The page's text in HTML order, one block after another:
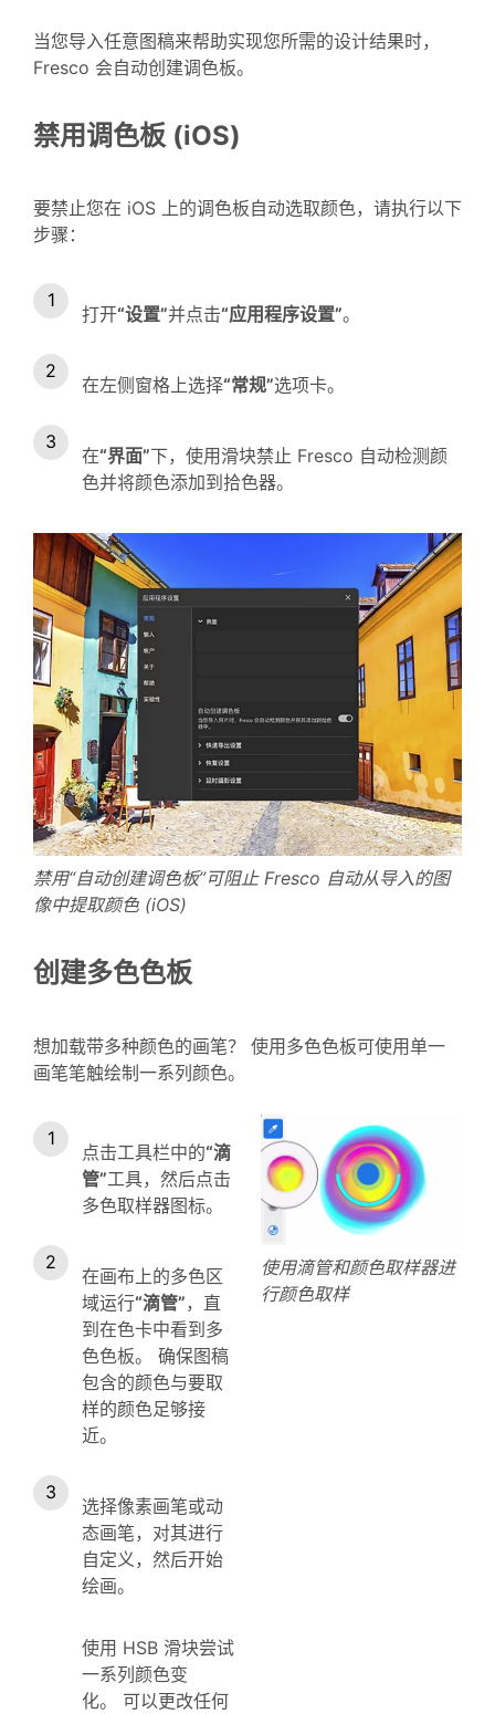
当您导入任意图稿来帮助实现您所需的设计结果时，
Fresco 会自动创建调色板。
禁用调色板 (iOS)
要禁止您在 iOS 上的调色板自动选取颜色，请执行以下
步骤：
打开“设置”并点击“应用程序设置”。
在左侧窗格上选择“常规”选项卡。
在“界面”下，使用滑块禁止 Fresco 自动检测颜
色并将颜色添加到拾色器。
禁用“自动创建调色板”可阻止 Fresco 自动从导入的图
像中提取颜色 (iOS)
创建多色色板
想加载带多种颜色的画笔？ 使用多色色板可使用单一
画笔笔触绘制一系列颜色。
点击工具栏中的“滴
管”工具，然后点击
多色取样器图标。
在画布上的多色区
域运行“滴管”，直
到在色卡中看到多
色色板。 确保图稿
包含的颜色与要取
样的颜色足够接
近。
选择像素画笔或动
态画笔，对其进行
自定义，然后开始
绘画。
使用 HSB 滑块尝试
一系列颜色变
化。 可以更改任何
使用滴管和颜色取样器进
行颜色取样